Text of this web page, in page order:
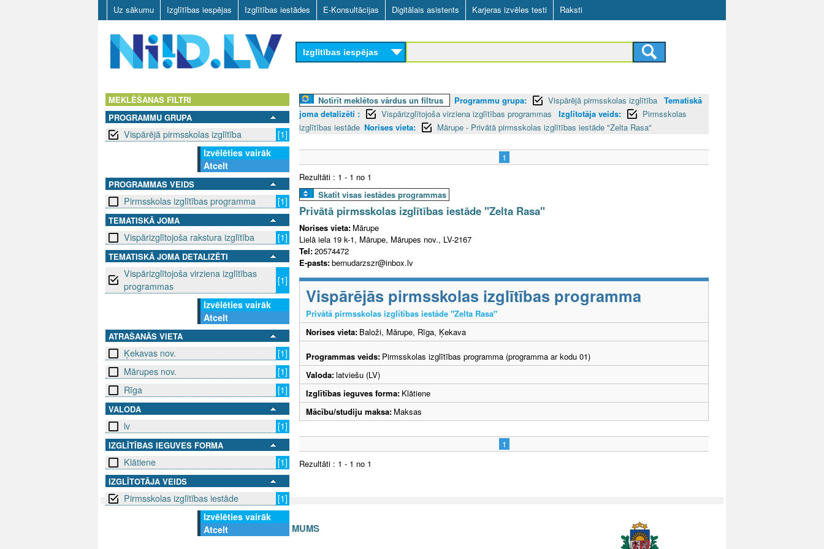
Skip
to
main
content
Uz sākumu Izglītības iespējas Izglītības iestādes E-Konsultācijas Digitālais asistents Karjeras izvēles testi Raksti
V
Izglītības iespējas
MEKLĒŠANAS FILTRI
PROGRAMMU GRUPA
Vispārējā pirmsskolas izglītība
[1]
Izvēlēties vairāk
Atcelt
PROGRAMMAS VEIDS
Pirmsskolas izglītības programma [1]
TEMATISKĀ JOMA
Vispārizglītojoša rakstura izglītība [1]
TEMATISKĀ JOMA DETALIZĒTI
Vispārizglītojoša virziena izglītības
programmas
[1]
Izvēlēties vairāk
Atcelt
ATRAŠANĀS VIETA
Ķekavas nov.
[1]
Mārupes nov.
[1]
Rīga
[1]
VALODA
lv [1]
IZGLĪTĪBAS IEGUVES FORMA
Klātiene [1]
IZGLĪTOTĀJA VEIDS
Pirmsskolas izglītības iestāde
[1]
Izvēlēties vairāk
Atcelt
Notīrīt meklētos vārdus un filtrus Programmu grupa: Vispārējā pirmsskolas izglītība Tematiskā
joma detalizēti :
Vispārizglītojoša virziena izglītības programmas Izglītotāja veids:
Pirmsskolas
izglītības iestāde Norises vieta: Mārupe - Privātā pirmsskolas izglītības iestāde "Zelta Rasa"
1
Rezultāti : 1 - 1 no 1
Skatīt visas iestādes programmas
Privātā pirmsskolas izglītības iestāde "Zelta Rasa"
Norises vieta: Mārupe
Lielā iela 19 k-1, Mārupe, Mārupes nov., LV-2167
Tel:20574472
E-pasts:bernudarzszr@inbox.lv
Vispārējās pirmsskolas izglītības programma
Privātā pirmsskolas izglītības iestāde "Zelta Rasa"
Norises vieta: Baloži, Mārupe, Rīga, Ķekava
Programmas veids: Pirmsskolas izglītības programma (programma ar kodu 01)
Valoda:latviešu (LV)
Izglītības ieguves forma: Klātiene
Mācību/studiju maksa: Maksas
1
Rezultāti : 1 - 1 no 1
SAZINIES AR MUMS